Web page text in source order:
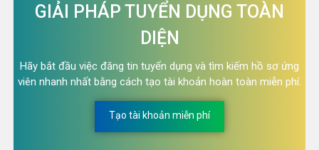
GIẢI PHÁP TUYỂN DỤNG TOÀN
DIỆN
Hãy bắt đầu việc đăng tin tuyển dụng và tìm kiếm hồ sơ ứng
viên nhanh nhất bằng cách tạo tài khoản hoàn toàn miễn phí.
Tạo tài khoản miễn phí